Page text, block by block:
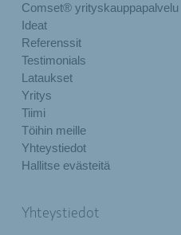
Comset® yrityskauppapalvelu
Ideat
Referenssit
Testimonials
Lataukset
Yritys
Tiimi
Töihin meille
Yhteystiedot
Hallitse evästeitä
Yhteystiedot